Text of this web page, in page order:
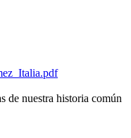
de nuestra historia común